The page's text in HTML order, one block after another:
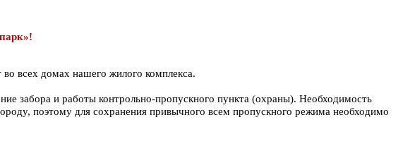
всех домах нашего жилого комплекса.
забора и работы контрольно-пропускного пункта (охраны). Необходимость
поэтому для сохранения привычного всем пропускного режима необходимо